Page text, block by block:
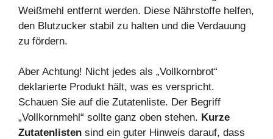
Weißmehl entfernt werden. Diese Nährstoffe helfen,
den Blutzucker stabil zu halten und die Verdauung
zu fördern.
Aber Achtung! Nicht jedes als „Vollkornbrot“
deklarierte Produkt hält, was es verspricht.
Schauen Sie auf die Zutatenliste. Der Begriff
„Vollkornmehl“ sollte ganz oben stehen. Kurze
Zutatenlisten sind ein guter Hinweis darauf, dass